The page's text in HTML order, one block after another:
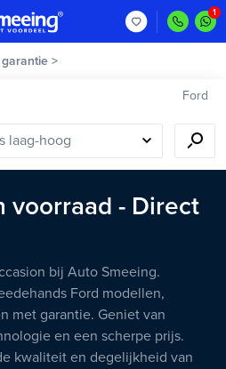
garantie >
Ford
voorraad - Direct
bij Auto Smeeing.
Ford modellen,
met garantie. Geniet van
en een scherpe prijs.
kwaliteit en degelijkheid van